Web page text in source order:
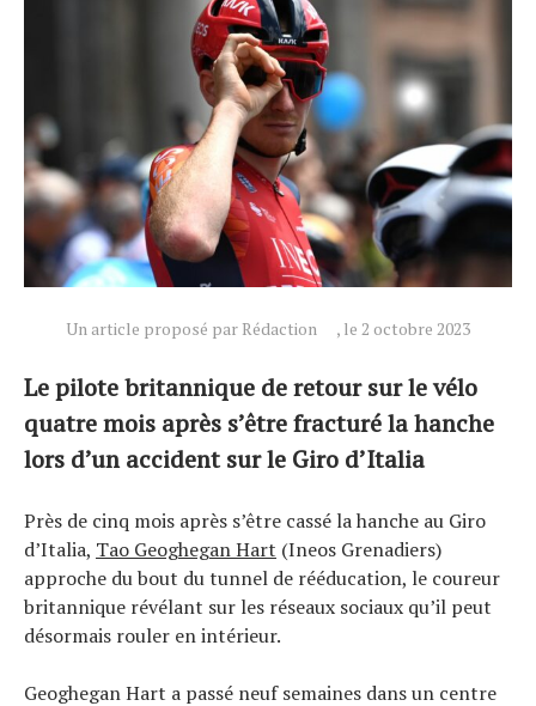
Un article proposé par Rédaction , le 2 octobre 2023
Le pilote britannique de retour sur le vélo
quatre mois après s’être fracturé la hanche
lors d’un accident sur le Giro d’Italia
Près de cinq mois après s’être cassé la hanche au Giro
d’Italia, Tao Geoghegan Hart (Ineos Grenadiers)
approche du bout du tunnel de rééducation, le coureur
britannique révélant sur les réseaux sociaux qu’il peut
désormais rouler en intérieur.
Geoghegan Hart a passé neuf semaines dans un centre
Actualités
Tests de produits
Conseils
Tendances
Tous nos articles